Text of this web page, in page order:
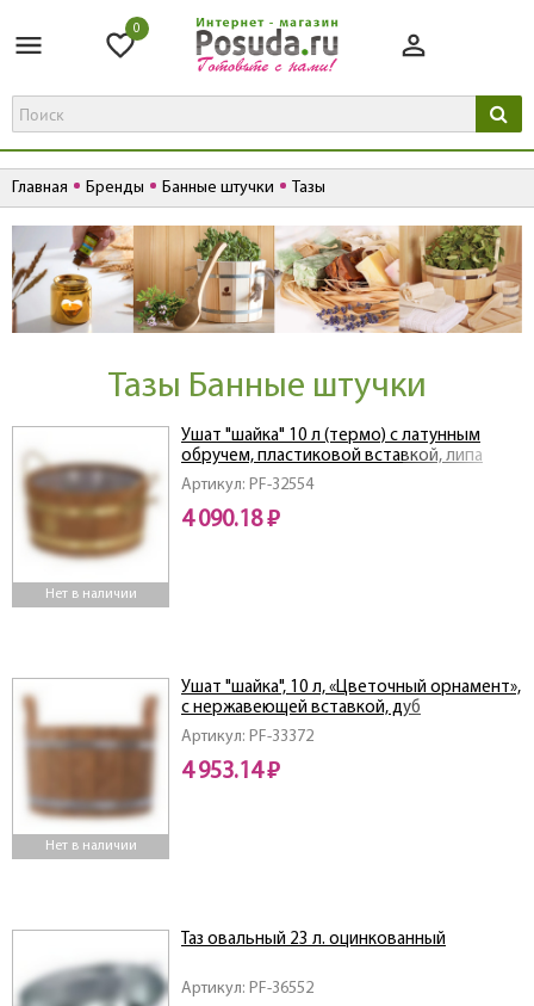
0
Главная Бренды Банные штучки Тазы
Тазы Банные штучки
Нет в наличии
Артикул: PF-32554
Ушат "шайка" 10 л (термо) с латунным
обручем, пластиковой вставкой, липа
4 090.18 ₽
Нет в наличии
Артикул: PF-33372
Ушат "шайка", 10 л, «Цветочный орнамент»,
c нержавеющей вставкой, дуб
4 953.14 ₽
Артикул: PF-36552
Таз овальный 23 л. оцинкованный